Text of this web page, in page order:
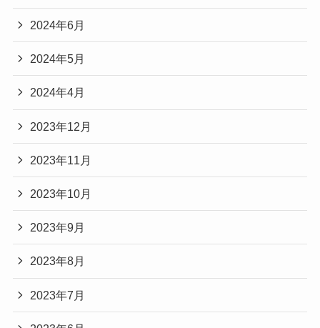
2024年6月
2024年5月
2024年4月
2023年12月
2023年11月
2023年10月
2023年9月
2023年8月
2023年7月